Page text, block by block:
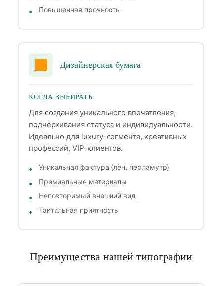
Повышенная прочность
Дизайнерская бумага
КОГДА ВЫБИРАТЬ:
Для создания уникального впечатления,
подчёркивания статуса и индивидуальности.
Идеально для luxury-сегмента, креативных
профессий, VIP-клиентов.
Уникальная фактура (лён, перламутр)
Премиальные материалы
Неповторимый внешний вид
Тактильная приятность
Преимущества нашей типографии